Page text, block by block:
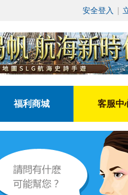
安全登入
福利商城 客服中